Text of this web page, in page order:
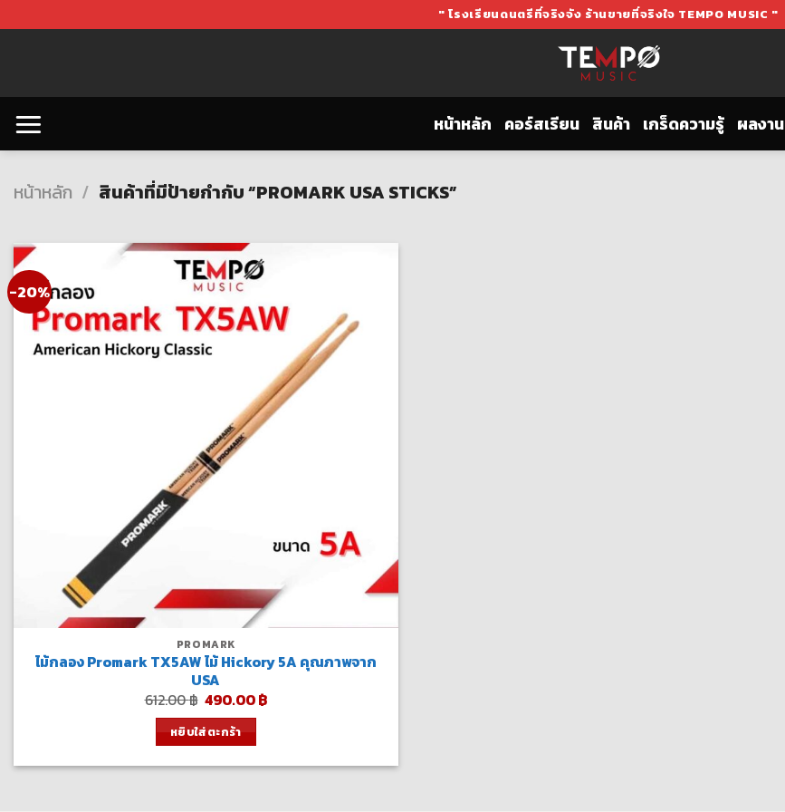
to
" โรงเรียนดนตรีที่จริงจัง ร้านขายที่จริงใจ TEMPO MUSIC "
หน้าหลัก คอร์สเรียน สินค้า เกร็ดความรู้ ผลงาน
หน้าหลัก / สินค้าที่มีป้ายกำกับ “PROMARK USA STICKS”
-20%
PROMARK
ไม้กลอง Promark TX5AW ไม้ Hickory 5A คุณภาพจาก
USA
612.00฿ Original
price
was:
612.00 ฿.
490.00฿Current
หยิบใส่ตะกร้า